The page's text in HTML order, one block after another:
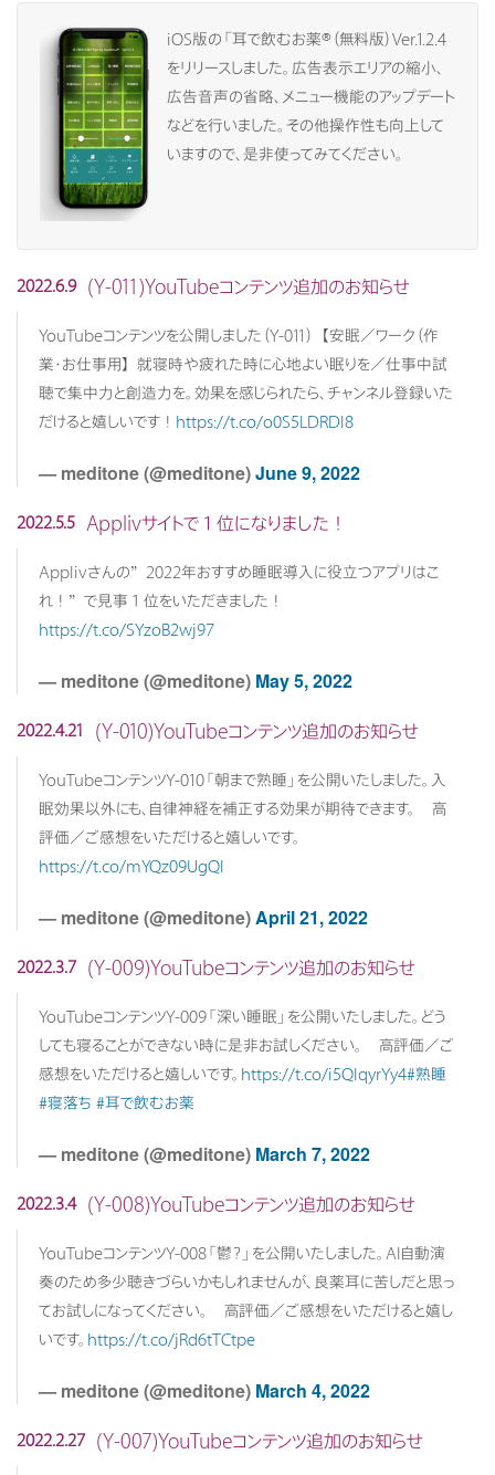
iOS版の「耳で飲むお薬®（無料版）Ver.1.2.4
をリリースしました。広告表示エリアの縮小、
広告音声の省略、メニュー機能のアップデート
などを行いました。その他操作性も向上して
いますので、是非使ってみてください。
2022.6.9 (Y-011)YouTubeコンテンツ追加のお知らせ
YouTubeコンテンツを公開しました（Y-011）【安眠／ワーク（作
業・お仕事用】就寝時や疲れた時に心地よい眠りを／仕事中試
聴で集中力と創造力を。効果を感じられたら、チャンネル登録いた
だけると嬉しいです！ https://t.co/o0S5LDRDl8
— meditone (@meditone)June 9, 2022
2022.5.5 Applivサイトで１位になりました！
Applivさんの”2022年おすすめ睡眠導入に役立つアプリはこ
れ！”で見事１位をいただきました！
https://t.co/SYzoB2wj97
— meditone (@meditone) May 5, 2022
2022.4.21 (Y-010)YouTubeコンテンツ追加のお知らせ
YouTubeコンテンツY-010「朝まで熟睡」を公開いたしました。入
眠効果以外にも、自律神経を補正する効果が期待できます。 高
評価／ご感想をいただけると嬉しいです。
https://t.co/mYQz09UgQI
— meditone (@meditone)April 21, 2022
2022.3.7 (Y-009)YouTubeコンテンツ追加のお知らせ
YouTubeコンテンツY-009「深い睡眠」を公開いたしました。どう
しても寝ることができない時に是非お試しください。 高評価／ご
感想をいただけると嬉しいです。 https://t.co/i5QlqyrYy4#熟睡
#寝落ち #耳で飲むお薬
— meditone (@meditone) March 7, 2022
2022.3.4 (Y-008)YouTubeコンテンツ追加のお知らせ
YouTubeコンテンツY-008「鬱？」を公開いたしました。AI自動演
奏のため多少聴きづらいかもしれませんが、良薬耳に苦しだと思っ
てお試しになってください。 高評価／ご感想をいただけると嬉し
いです。 https://t.co/jRd6tTCtpe
— meditone (@meditone) March 4, 2022
2022.2.27 (Y-007)YouTubeコンテンツ追加のお知らせ